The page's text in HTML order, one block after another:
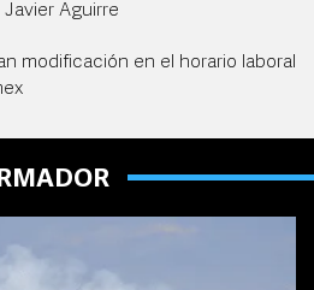
Aguirre
modificación en el horario laboral